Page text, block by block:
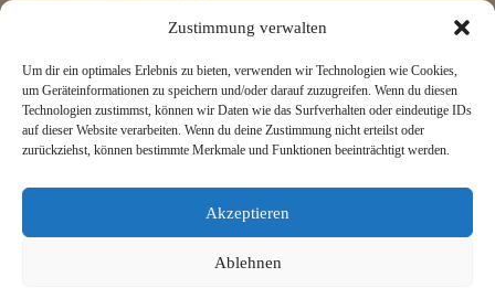
Zustimmung verwalten
Um dir ein optimales Erlebnis zu bieten, verwenden wir Technologien wie Cookies,
um Geräteinformationen zu speichern und/oder darauf zuzugreifen. Wenn du diesen
Technologien zustimmst, können wir Daten wie das Surfverhalten oder eindeutige IDs
auf dieser Website verarbeiten. Wenn du deine Zustimmung nicht erteilst oder
zurückziehst, können bestimmte Merkmale und Funktionen beeinträchtigt werden.
Akzeptieren
Ablehnen